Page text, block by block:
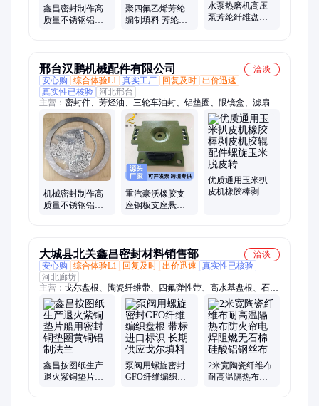
鑫昌密封制作高
质量不锈钢铝制
聚四氟乙烯芳纶
编制填料 芳纶包
水泵热磨机高压
泵芳纶纤维盘根
邢台汉鹏机械配件有限公司
洽谈
安心购
综合体验L1 真实工厂 回复及时 出价迅速
真实性已核验 河北邢台
主营： 密封件、芳烃油、三轮车油封、铝垫圈、眼镜盒、滤扇、
透明白油、骨架油封、高压油封、工业明胶、氟胶油封、夹布组
合密封圈、橡胶气囊、橡胶o型圈、刹车皮碗、液体石蜡油、硅
胶密封圈、电机接线盒、分类垃圾桶、透明石蜡油、夹布密封
圈、摩托车油封、塑料垃圾桶、热熔果冻胶、折叠蚊帐、硅胶地
漏芯
机械密封制作高
质量不锈钢铝制
重汽豪沃橡胶支
座钢板支座悬置
优质通用玉米扒
皮机橡胶棒剥皮
大城县北关鑫昌密封材料销售部
洽谈
安心购
综合体验L1 回复及时 出价迅速
真实性已核验
河北廊坊
主营： 戈尔盘根、陶瓷纤维带、四氟弹性带、高水基盘根、石墨
接地线
鑫昌按图纸生产
退火紫铜垫片船
泵阀用螺旋密封
GFO纤维编织盘
2米宽陶瓷纤维布
耐高温隔热布防